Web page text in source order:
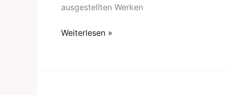
ausgestellten Werken
Weiterlesen »